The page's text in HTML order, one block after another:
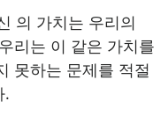
의 가치는 우리의
리는 이 같은 가치를
못하는 문제를 적절
.